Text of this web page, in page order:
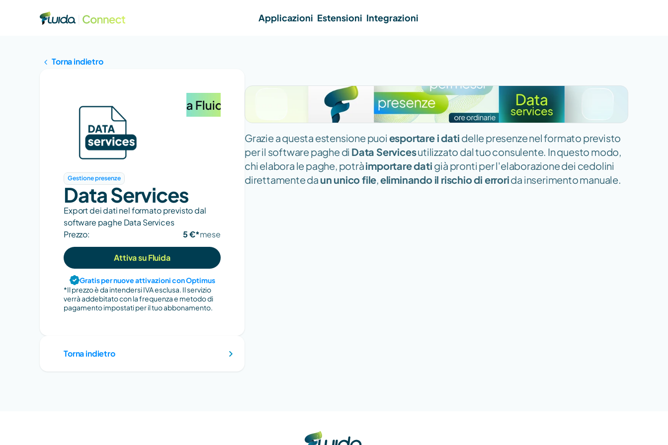
Applicazioni Estensioni Integrazioni
Torna indietro
Gestione presenze
Data Services
Export dei dati nel formato previsto dal
software paghe Data Services
Prezzo:
5 €*mese
Attiva su Fluida
Gratis per nuove attivazioni con Optimus
*Il prezzo è da intendersi IVA esclusa. Il servizio
verrà addebitato con la frequenza e metodo di
pagamento impostati per il tuo abbonamento.
Torna indietro
Grazie a questa estensione puoi esportare i dati delle presenze nel formato previsto
per il software paghe di Data Services utilizzato dal tuo consulente. In questo modo,
chi elabora le paghe, potrà importare dati già pronti per l'elaborazione dei cedolini
direttamente da un unico file, eliminando il rischio di errori da inserimento manuale.